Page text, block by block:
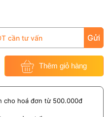
Gửi
Thêm giỏ hàng
cho hoá đơn từ 500.000đ